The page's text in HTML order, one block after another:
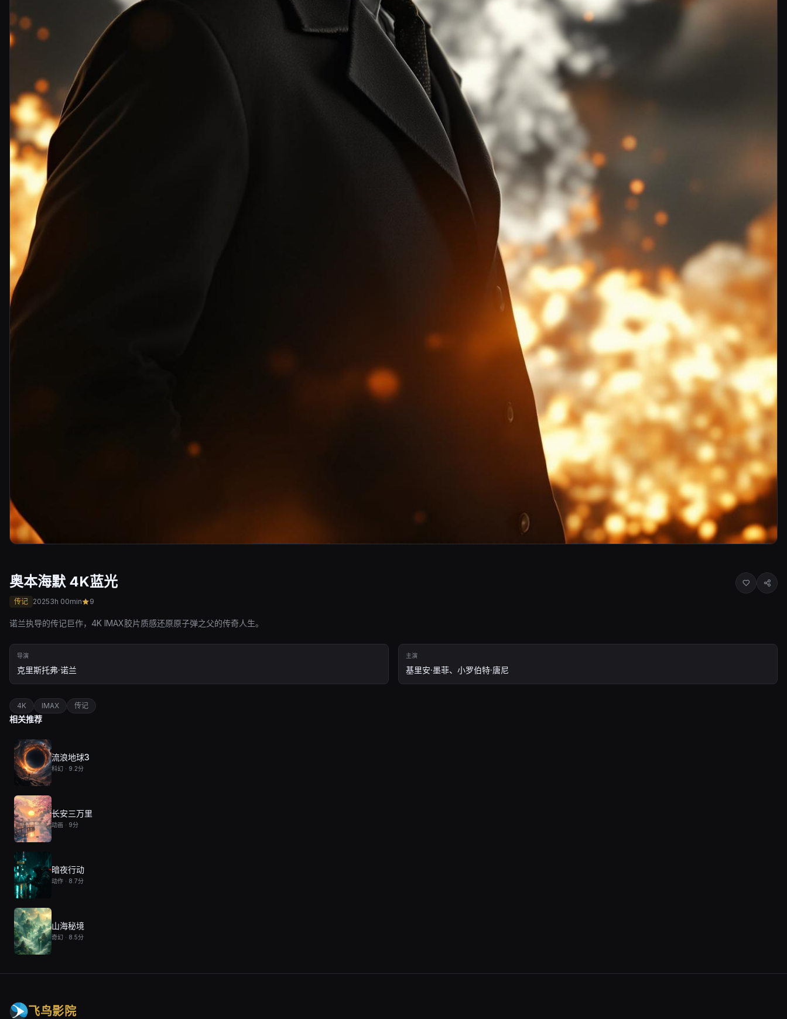
奥本海默 4K蓝光
传记 20253h 00min 9
诺兰执导的传记巨作，4K IMAX胶片质感还原原子弹之父的传奇人生。
导演
克里斯托弗·诺兰
主演
基里安·墨菲、小罗伯特·唐尼
4K IMAX 传记
相关推荐
流浪地球3
科幻 · 9.2分
长安三万里
动画 · 9分
暗夜行动
动作 · 8.7分
山海秘境
奇幻 · 8.5分
飞鸟影院